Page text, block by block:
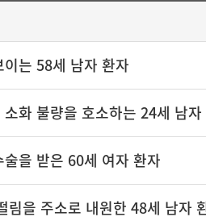
이는 58세 남자 환자
소화 불량을 호소하는 24세 남자
술을 받은 60세 여자 환자
림을 주소로 내원한 48세 남자